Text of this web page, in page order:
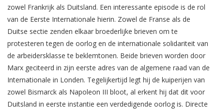
zowel Frankrijk als Duitsland. Een interessante episode is de rol
van de Eerste Internationale hierin. Zowel de Franse als de
Duitse sectie zenden elkaar broederlijke brieven om te
protesteren tegen de oorlog en de internationale solidariteit van
de arbeidersklasse te beklemtonen. Beide brieven worden door
Marx geciteerd in zijn eerste adres van de algemene raad van de
Internationale in Londen. Tegelijkertijd legt hij de kuiperijen van
zowel Bismarck als Napoleon III bloot, al erkent hij dat dit voor
Duitsland in eerste instantie een verdedigende oorlog is. Directe